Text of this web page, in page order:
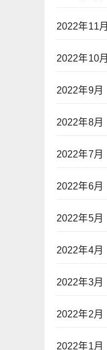
2022年11月
2022年10月
2022年9月
2022年8月
2022年7月
2022年6月
2022年5月
2022年4月
2022年3月
2022年2月
2022年1月